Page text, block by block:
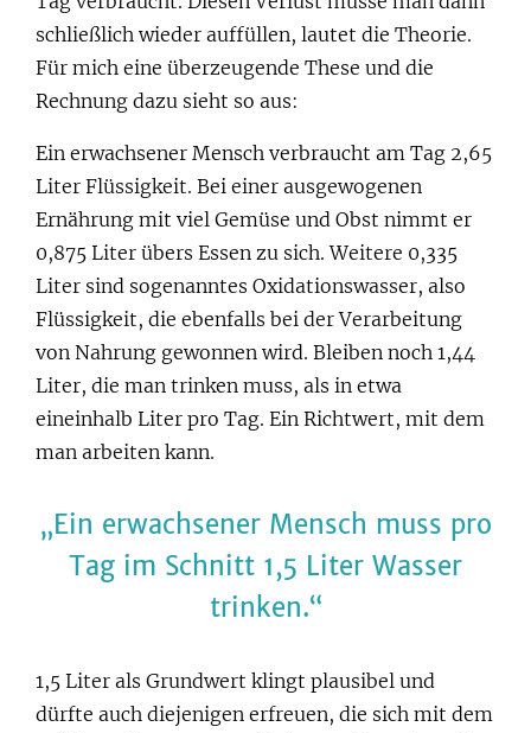
schließlich wieder auffüllen, lautet die Theorie.
Für mich eine überzeugende These und die
Rechnung dazu sieht so aus:
Ein erwachsener Mensch verbraucht am Tag 2,65
Liter Flüssigkeit. Bei einer ausgewogenen
Ernährung mit viel Gemüse und Obst nimmt er
0,875 Liter übers Essen zu sich. Weitere 0,335
Liter sind sogenanntes Oxidationswasser, also
Flüssigkeit, die ebenfalls bei der Verarbeitung
von Nahrung gewonnen wird. Bleiben noch 1,44
Liter, die man trinken muss, als in etwa
eineinhalb Liter pro Tag. Ein Richtwert, mit dem
man arbeiten kann.
Ein erwachsener Mensch muss pro
Tag im Schnitt 1,5 Liter Wasser
trinken.
1,5 Liter als Grundwert klingt plausibel und
dürfte auch diejenigen erfreuen, die sich mit dem